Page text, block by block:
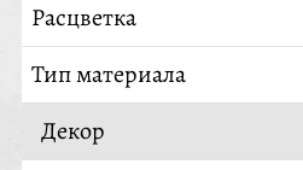
Расцветка
Тип материала
Декор